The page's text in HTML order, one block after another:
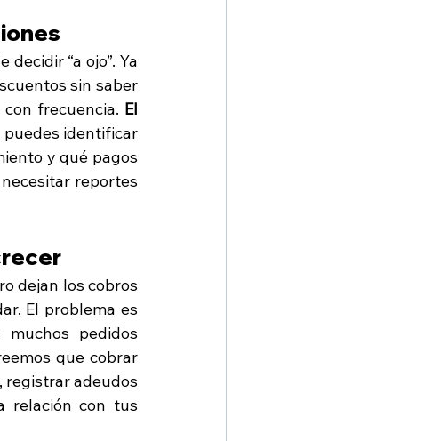
“a ojo”. Ya
sin saber
frecuencia. El
puedes identificar
y qué pagos
reportes
dejan los cobros
El problema es
pedidos
que cobrar
registrar adeudos
relación con tus